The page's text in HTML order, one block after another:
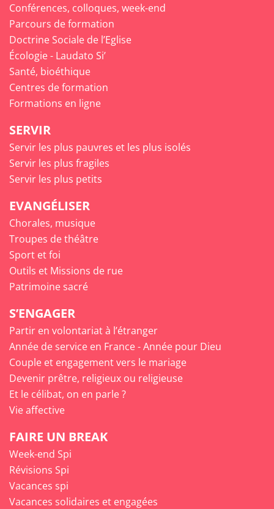
Conférences, colloques, week-end
Parcours de formation
Doctrine Sociale de l’Eglise
Écologie - Laudato Si’
Santé, bioéthique
Centres de formation
Formations en ligne
SERVIR
Servir les plus pauvres et les plus isolés
Servir les plus fragiles
Servir les plus petits
EVANGÉLISER
Chorales, musique
Troupes de théâtre
Sport et foi
Outils et Missions de rue
Patrimoine sacré
S’ENGAGER
Partir en volontariat à l’étranger
Année de service en France - Année pour Dieu
Couple et engagement vers le mariage
Devenir prêtre, religieux ou religieuse
Et le célibat, on en parle ?
Vie affective
FAIRE UN BREAK
Week-end Spi
Révisions Spi
Vacances spi
Vacances solidaires et engagées